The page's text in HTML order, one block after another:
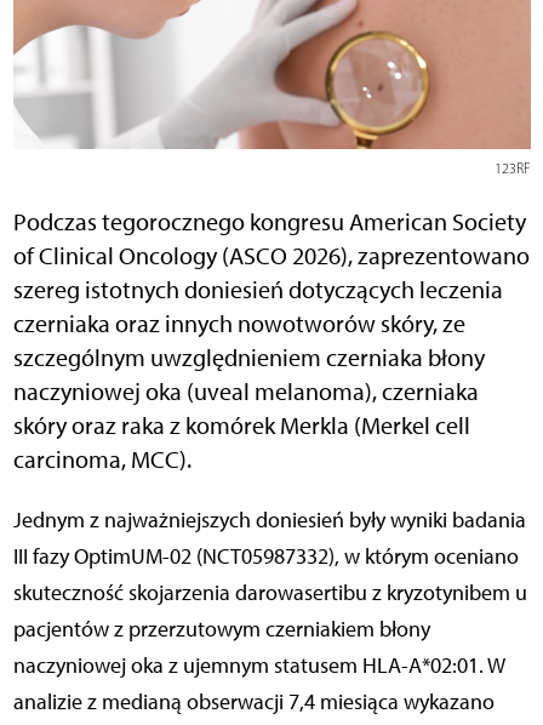
123RF
Podczas tegorocznego kongresu American Society
of Clinical Oncology (ASCO 2026), zaprezentowano
szereg istotnych doniesień dotyczących leczenia
czerniaka oraz innych nowotworów skóry, ze
szczególnym uwzględnieniem czerniaka błony
naczyniowej oka (uveal melanoma), czerniaka
skóry oraz raka z komórek Merkla (Merkel cell
carcinoma, MCC).
Jednym z najważniejszych doniesień były wyniki badania
III fazy OptimUM-02 (NCT05987332), w którym oceniano
skuteczność skojarzenia darowasertibu z kryzotynibem u
pacjentów z przerzutowym czerniakiem błony
naczyniowej oka z ujemnym statusem HLA-A*02:01. W
analizie z medianą obserwacji 7,4 miesiąca wykazano